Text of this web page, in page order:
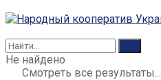
Не найдено
Смотреть все результаты...